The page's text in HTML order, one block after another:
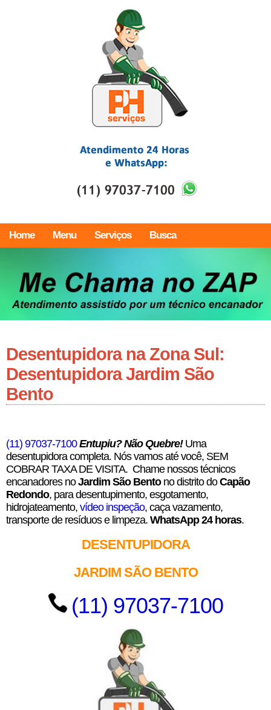
Home Menu Serviços Busca
Desentupidora na Zona Sul:
Desentupidora Jardim São
Bento
(11) 97037-7100Entupiu? Não Quebre! Uma
desentupidora completa. Nós vamos até você, SEM
COBRAR TAXA DE VISITA. Chame nossos técnicos
encanadores noJardim São Bento no distrito doCapão
Redondo, para desentupimento, esgotamento,
hidrojateamento, vídeo inspeção, caça vazamento,
transporte de resíduos e limpeza. WhatsApp 24 horas.
DESENTUPIDORA
JARDIM SÃO BENTO
(11) 97037-7100